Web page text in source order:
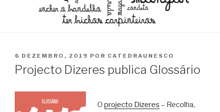
PUBLICADO
EM
6 DEZEMBRO, 2019 POR CATEDRAUNESCO
Projecto Dizeres publica Glossário
O projecto Dizeres – Recolha,